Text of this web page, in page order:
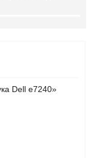
Dell e7240»